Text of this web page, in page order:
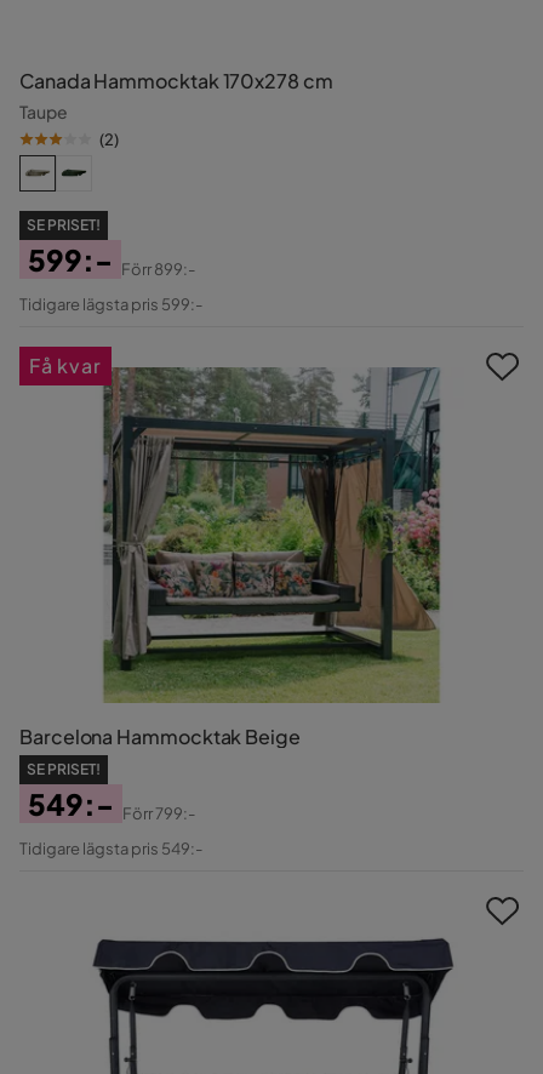
Canada Hammocktak 170x278 cm
Taupe
(2)
SE PRISET!
Pris
599:-
Original
Förr899:-
Tidigare lägsta pris 599:-
Barcelona Hammocktak Beige
SE PRISET!
Pris
549:-
Original
Förr799:-
Tidigare lägsta pris 549:-
Få kvar